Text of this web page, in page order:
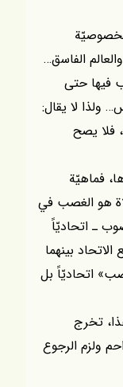
الفاسق…
فيها حتى
ولذا لا يقال:
فلا يصح
فماهيّة
هو الغصب في
ـ اتحاديّاً
بينهما
اتحاديّاً بل
تخرج
ولزم الرجوع